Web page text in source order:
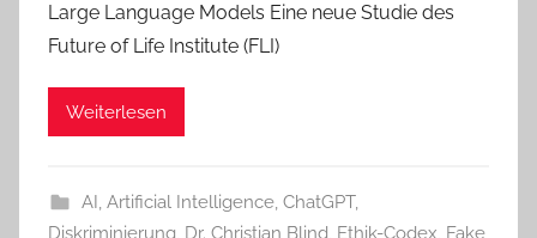
Large Language Models Eine neue Studie des
Future of Life Institute (FLI)
Weiterlesen
AI, Artificial Intelligence, ChatGPT,
Diskriminierung, Dr. Christian Blind, Ethik-Codex, Fake